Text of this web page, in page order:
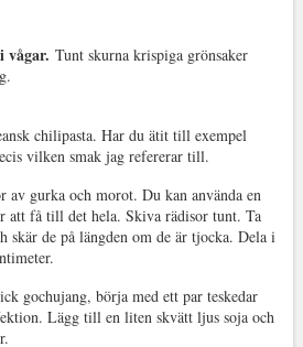
vågar. Tunt skurna krispiga grönsaker
chilipasta. Har du ätit till exempel
vilken smak jag refererar till.
av gurka och morot. Du kan använda en
att få till det hela. Skiva rädisor tunt. Ta
skär de på längden om de är tjocka. Dela i
gochujang, börja med ett par teskedar
Lägg till en liten skvätt ljus soja och